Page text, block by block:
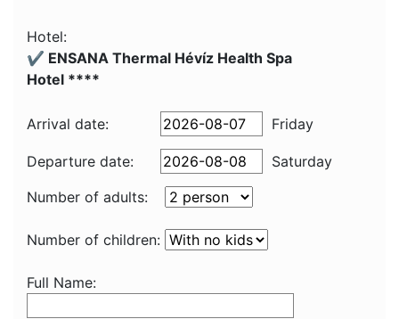
Hotel:
✔️ ENSANA Thermal Hévíz Health Spa
Hotel ****
Arrival date: Friday
Departure date:
Saturday
Number of adults:
Number of children:
Full Name: